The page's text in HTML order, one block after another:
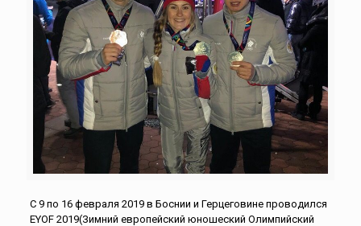
С 9 по 16 февраля 2019 в Боснии и Герцеговине проводился
EYOF 2019(Зимний европейский юношеский Олимпийский